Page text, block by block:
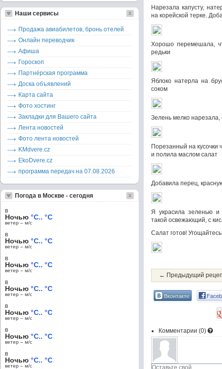
Нарезала капусту,
на корейской терке.
Хорошо перемешала,
редьки
Яблоко натерла на
соком
Зелень мелко
Порезанный на кусочки
и полила маслом салат
Добавила перец,
Я украсила зеленью и
такой освежающий, с
Салат готов!
← Предыдущий
Вконтакте
Комментарии (0)
Наши сервисы
Продажа авиабилетов, бронь отелей
Онлайн переводчик
Афиша
Гороскоп
Партнёрская программа
Доска объявлений
Карта сайта
Фото хостинг
Закладки для Вашего сайта
Лента новостей
Фото лента новостей
KMdvere.cz
EkoDvere.cz
программа передач на 07.08.2026
Погода в Москве - сегодня
в
Ночью °C.. °C
ветер – м/c
в
Ночью °C.. °C
ветер – м/c
в
Ночью °C.. °C
ветер – м/c
в
Ночью °C.. °C
ветер – м/c
в
Ночью °C.. °C
ветер – м/c
в
Ночью °C.. °C
ветер – м/c
в
Ночью °C.. °C
ветер – м/c